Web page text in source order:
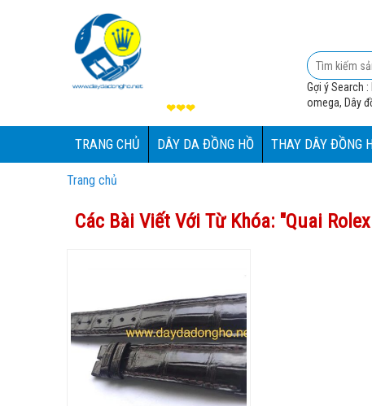
❤❤❤
Gợi ý Search
omega, Dây
TRANG CHỦ DÂY DA ĐỒNG HỒ THAY DÂY ĐỒNG
Trang chủ
Các Bài Viết Với Từ Khóa: "Quai Rolex